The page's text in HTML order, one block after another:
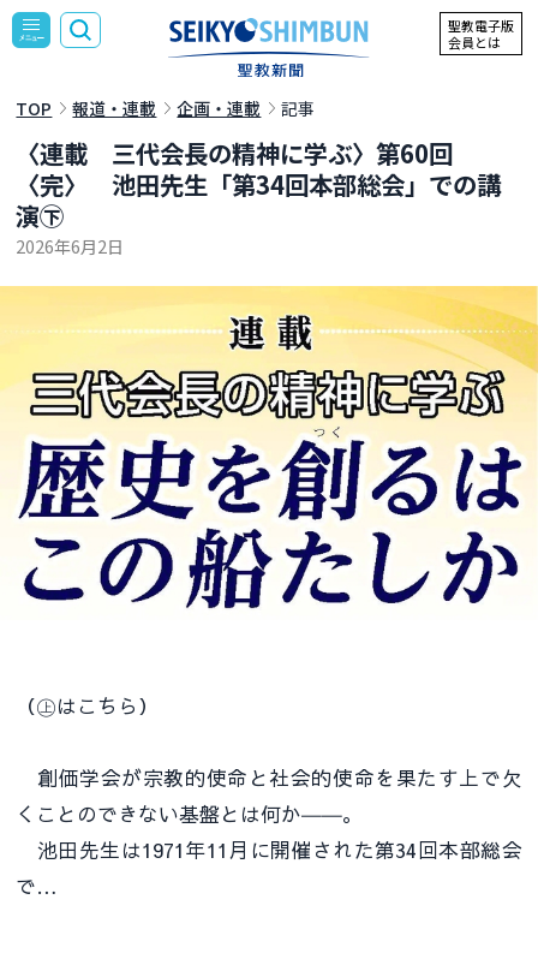
聖教電子版
会員とは
TOP 報道・連載 企画・連載 記事
〈連載 三代会長の精神に学ぶ〉第60回
〈完〉 池田先生「第34回本部総会」での講
演㊦
2026年6月2日
（㊤はこちら）
創価学会が宗教的使命と社会的使命を果たす上で欠
くことのできない基盤とは何か――。
池田先生は1971年11月に開催された第34回本部総会
で…